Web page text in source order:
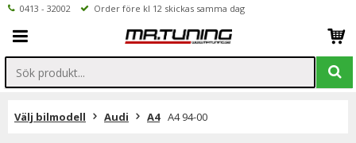
0413 - 32002 Order före kl 12 skickas samma dag
Välj bilmodell Audi A4 A4 94-00